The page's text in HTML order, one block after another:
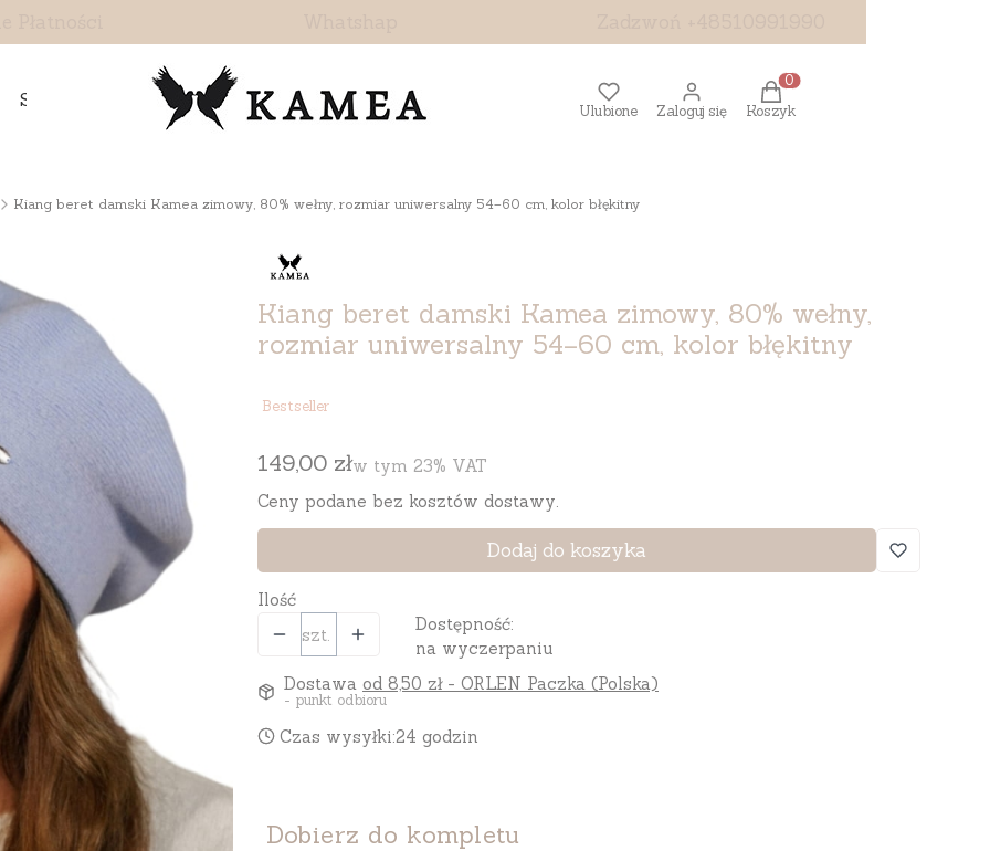
Skontaktuj się z nami
Ulubione Zaloguj się
Produkty w koszyku: 0.
Koszyk
Kiang beret damski Kamea zimowy, 80% wełny, rozmiar uniwersalny 54–60 cm, kolor błękitny
Kiang beret damski Kamea zimowy, 80% wełny,
rozmiar uniwersalny 54–60 cm, kolor błękitny
Etykiety
Bestseller
Cena
149,00 złw tym 23% VAT
w tym 23% VAT
Ceny podane bez kosztów dostawy.
Dodaj do koszyka
Ilość
szt.
Dostępność:
na wyczerpaniu
Dostawa od 8,50 zł - ORLEN Paczka (Polska)
- punkt odbioru
Czas wysyłki:24 godzin
Dobierz do kompletu